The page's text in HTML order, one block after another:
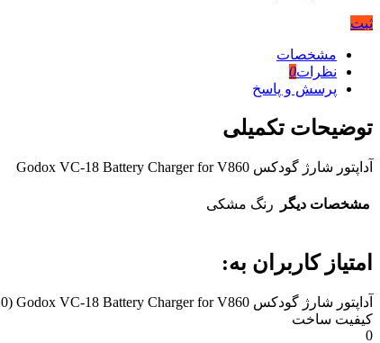
ثبت
مشخصات
نظرات0
پرسش و پاسخ
توضیحات تکمیلی
آداپتور شارژ گودکس Godox VC-18 Battery Charger for V860
مشخصات دیگر رنگ مشکی
امتیاز کاربران به:
آداپتور شارژ گودکس Godox VC-18 Battery Charger for V860
(0نفر)
کیفیت ساخت
0